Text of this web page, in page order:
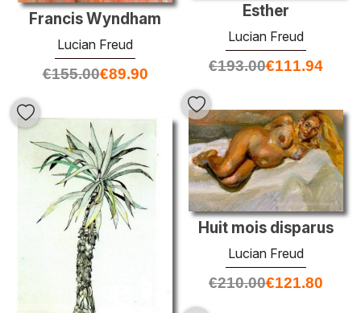
Esther
Lucian Freud
€193.00€111.94
Francis Wyndham
Lucian Freud
€155.00€89.90
Huit mois disparus
Lucian Freud
€210.00€121.80